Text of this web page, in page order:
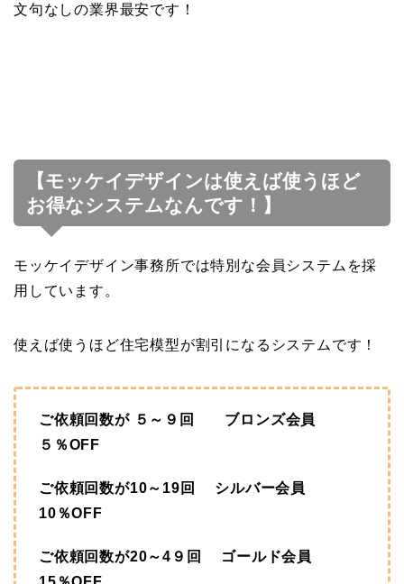
文句なしの業界最安です！
【モッケイデザインは使えば使うほど
お得なシステムなんです！】
モッケイデザイン事務所では特別な会員システムを採
用しています。
使えば使うほど住宅模型が割引になるシステムです！
ご依頼回数が ５～９回 ブロンズ会員
５％OFF
ご依頼回数が10～19回 シルバー会員
10％OFF
ご依頼回数が20～4９回 ゴールド会員